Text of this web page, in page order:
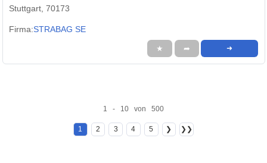
Stuttgart, 70173
Firma:STRABAG SE
★ ➦ ➜
1 - 10 von 500
1 2 3 4 5 ❯ ❯❯